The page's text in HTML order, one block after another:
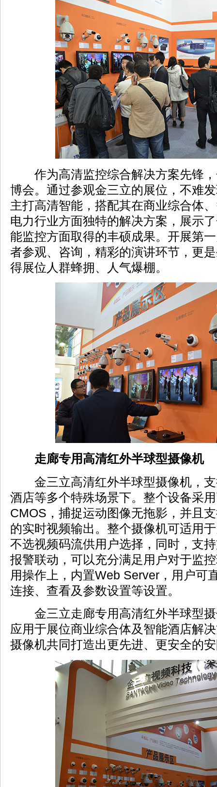
作为高清监控综合解决方案先锋，
博会。通过参观金三立的展位，不难
主打高清智能，搭配其在商业综合体
电力行业方面独特的解决方案，展示
能监控方面取得的丰硕成果。开展第
者参观、咨询，精彩的演讲环节，更
得展位人群蜂拥、人气爆棚。
走廊专用高清红外半球型摄像机
金三立高清红外半球型摄像机，支
酒店等多个特殊场景下。整个设备采
CMOS，捕捉运动图像无拖影，并且
的实时视频输出。整个摄像机可适用
不选视频码流供用户选择，同时，支
报警联动，可以充分满足用户对于监
用操作上，内置Web Server，用户可
连接、查看及参数设置等设置。
金三立走廊专用高清红外半球型摄
应用于展位商业综合体及智能酒店解
摄像机共同打造出更先进、更安全的